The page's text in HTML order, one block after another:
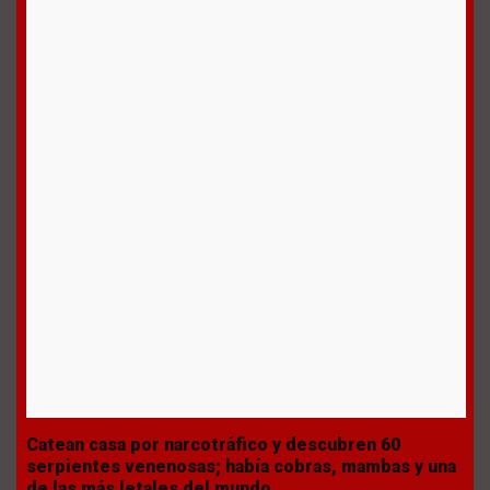
Catean casa por narcotráfico y descubren 60
serpientes venenosas; había cobras, mambas y una